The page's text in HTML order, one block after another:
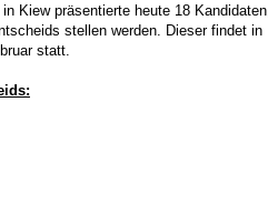
Kiew präsentierte heute 18 Kandidaten,
stellen werden. Dieser findet in
statt.